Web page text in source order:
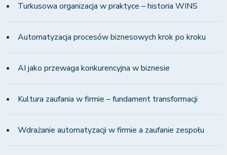
Turkusowa organizacja w praktyce – historia WINS
Automatyzacja procesów biznesowych krok po kroku
AI jako przewaga konkurencyjna w biznesie
Kultura zaufania w firmie – fundament transformacji
Wdrażanie automatyzacji w firmie a zaufanie zespołu